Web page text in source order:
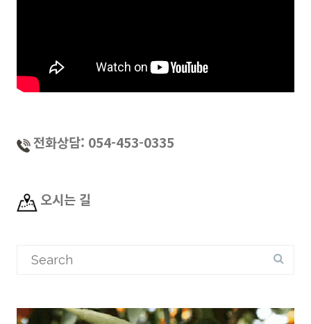
전화상담: 054-453-0335
오시는 길
for: